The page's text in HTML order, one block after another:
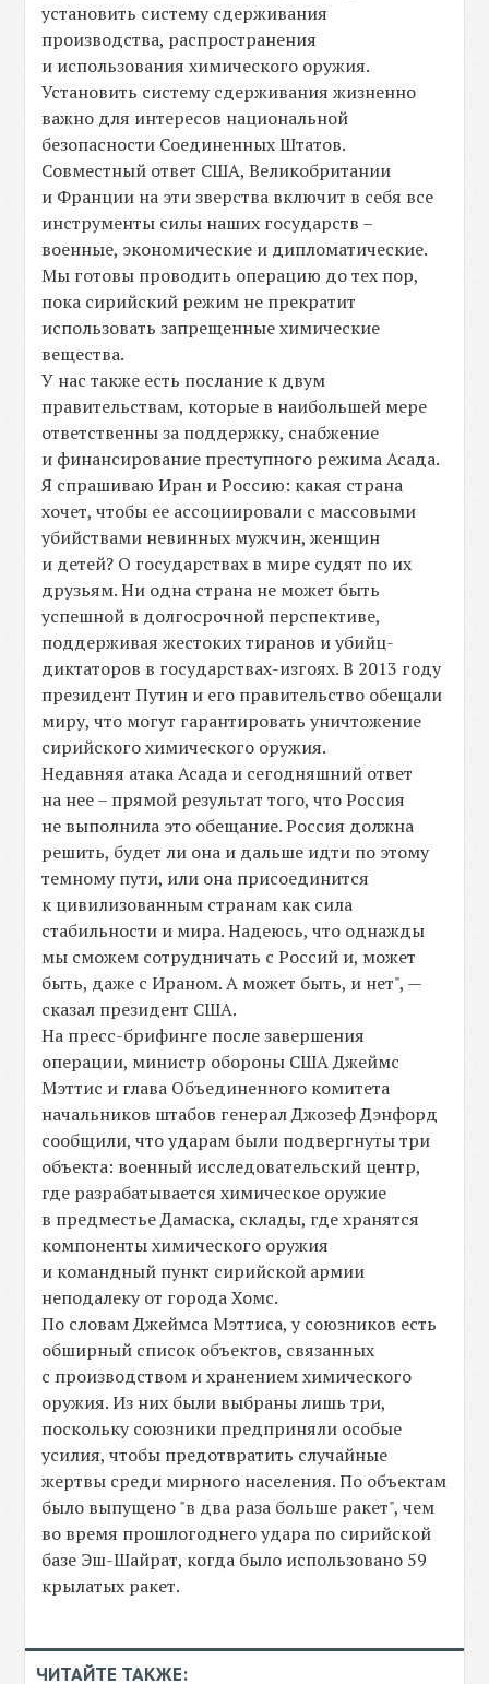
установить систему сдерживания
производства, распространения
и использования химического оружия.
Установить систему сдерживания жизненно
важно для интересов национальной
безопасности Соединенных Штатов.
Совместный ответ США, Великобритании
и Франции на эти зверства включит в себя все
инструменты силы наших государств –
военные, экономические и дипломатические.
Мы готовы проводить операцию до тех пор,
пока сирийский режим не прекратит
использовать запрещенные химические
вещества.
У нас также есть послание к двум
правительствам, которые в наибольшей мере
ответственны за поддержку, снабжение
и финансирование преступного режима Асада.
Я спрашиваю Иран и Россию: какая страна
хочет, чтобы ее ассоциировали с массовыми
убийствами невинных мужчин, женщин
и детей? О государствах в мире судят по их
друзьям. Ни одна страна не может быть
успешной в долгосрочной перспективе,
поддерживая жестоких тиранов и убийц-
диктаторов в государствах-изгоях. В 2013 году
президент Путин и его правительство обещали
миру, что могут гарантировать уничтожение
сирийского химического оружия.
Недавняя атака Асада и сегодняшний ответ
на нее – прямой результат того, что Россия
не выполнила это обещание. Россия должна
решить, будет ли она и дальше идти по этому
темному пути, или она присоединится
к цивилизованным странам как сила
стабильности и мира. Надеюсь, что однажды
мы сможем сотрудничать с Россий и, может
быть, даже с Ираном. А может быть, и нет", —
сказал президент США.
На пресс-брифинге после завершения
операции, министр обороны США Джеймс
Мэттис и глава Объединенного комитета
начальников штабов генерал Джозеф Дэнфорд
сообщили, что ударам были подвергнуты три
объекта: военный исследовательский центр,
где разрабатывается химическое оружие
в предместье Дамаска, склады, где хранятся
компоненты химического оружия
и командный пункт сирийской армии
неподалеку от города Хомс.
По словам Джеймса Мэттиса, у союзников есть
обширный список объектов, связанных
с производством и хранением химического
оружия. Из них были выбраны лишь три,
поскольку союзники предприняли особые
усилия, чтобы предотвратить случайные
жертвы среди мирного населения. По объектам
было выпущено "в два раза больше ракет", чем
во время прошлогоднего удара по сирийской
базе Эш-Шайрат, когда было использовано 59
крылатых ракет.
ЧИТАЙТЕ ТАКЖЕ: